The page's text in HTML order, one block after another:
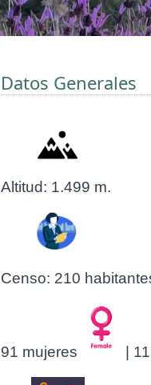
Datos Generales
Altitud: 1.499 m.
Censo: 210
91 mujeres |